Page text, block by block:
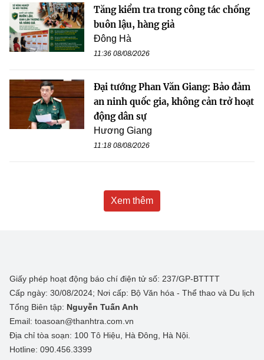
Tăng kiểm tra trong công tác chống
buôn lậu, hàng giả
Đông Hà
11:36 08/08/2026
Đại tướng Phan Văn Giang: Bảo đảm
an ninh quốc gia, không cản trở hoạt
động dân sự
Hương Giang
11:18 08/08/2026
Xem thêm
Giấy phép hoạt động báo chí điện tử số: 237/GP-BTTTT
Cấp ngày: 30/08/2024; Nơi cấp: Bộ Văn hóa - Thể thao và Du lịch
Tổng Biên tập: Nguyễn Tuấn Anh
Email: toasoan@thanhtra.com.vn
Địa chỉ tòa soạn: 100 Tô Hiệu, Hà Đông, Hà Nội.
Hotline: 090.456.3399